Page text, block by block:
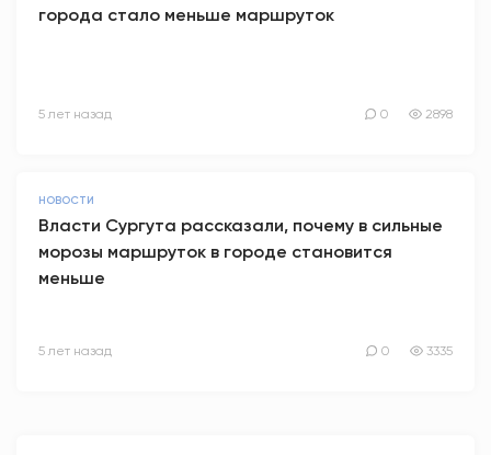
города стало меньше маршруток
5 лет назад 0 2898
НОВОСТИ
Власти Сургута рассказали, почему в сильные
морозы маршруток в городе становится
меньше
5 лет назад 0 3335